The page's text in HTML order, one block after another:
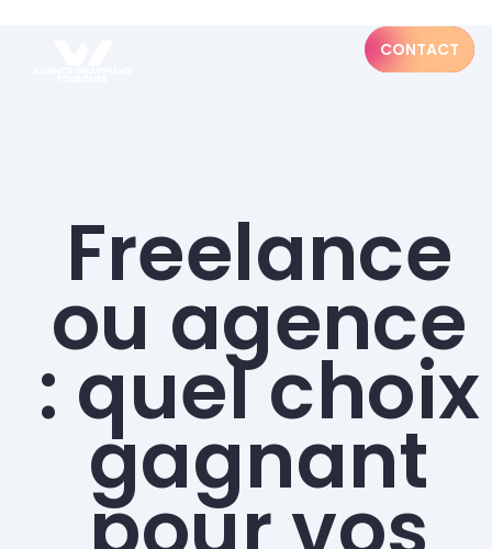
CONTACT
Freelance
ou agence
: quel choix
gagnant